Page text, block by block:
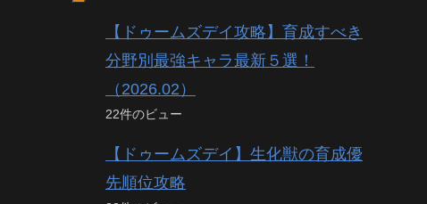
【ドゥームズデイ攻略】育成すべき
分野別最強キャラ最新５選！
（2026.02）
22件のビュー
【ドゥームズデイ】生化獣の育成優
先順位攻略